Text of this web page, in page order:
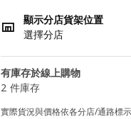
顯示分店貨架位置
選擇分店
有庫存於線上購物
2 件庫存
實際貨況與價格依各分店/通路標